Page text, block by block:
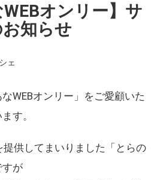
WEBオンリー】サ
知らせ
ェ
WEBオンリー」をご愛顧いた
す。
提供してまいりました「とらの
すが